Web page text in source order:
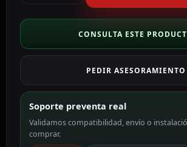
HDTVI
Value
color
MP,
2.7
13.5
CONSULTA ESTE
PEDIR ASESORAMIENTO
Soporte preventa real
Validamos compatibilidad, envío o
comprar.